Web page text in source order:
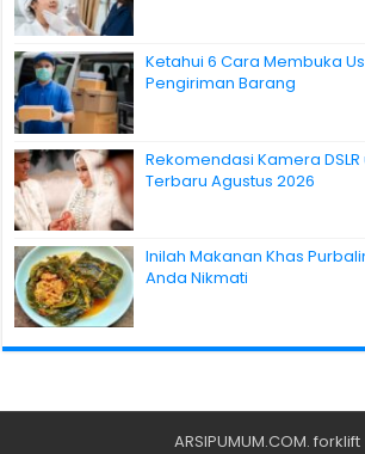
Ketahui 6 Cara Membuka
Pengiriman Barang
Rekomendasi Kamera
Terbaru Agustus 2026
Inilah Makanan Khas
Anda Nikmati
ARSIPUMUM.COM. forklift